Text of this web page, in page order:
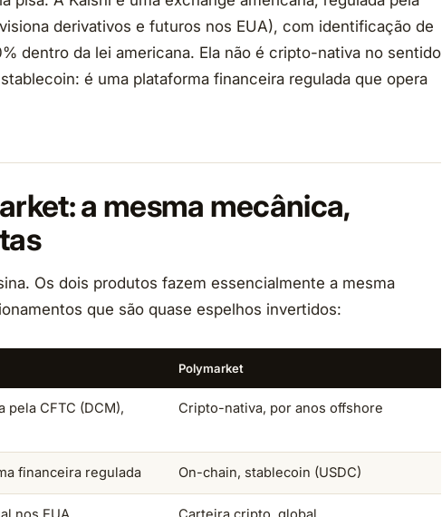
derivativos e futuros nos EUA), com identificação de
dentro da lei americana. Ela não é cripto-nativa no sentido
é uma plataforma financeira regulada que opera
a mesma mecânica,
Os dois produtos fazem essencialmente a mesma
que são quase espelhos invertidos:
Polymarket
pela CFTC (DCM),
Cripto-nativa, por anos offshore
financeira regulada On-chain, stablecoin (USDC)